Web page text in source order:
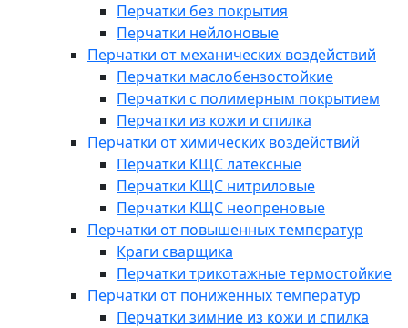
Перчатки без покрытия
Перчатки нейлоновые
Перчатки от механических воздействий
Перчатки маслобензостойкие
Перчатки с полимерным покрытием
Перчатки из кожи и спилка
Перчатки от химических воздействий
Перчатки КЩС латексные
Перчатки КЩС нитриловые
Перчатки КЩС неопреновые
Перчатки от повышенных температур
Краги сварщика
Перчатки трикотажные термостойкие
Перчатки от пониженных температур
Перчатки зимние из кожи и спилка